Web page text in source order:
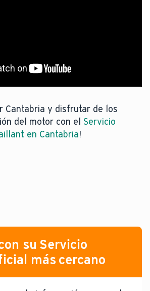
Cantabria y disfrutar de los
del motor con el Servicio
en Cantabria!
su Servicio
más cercano